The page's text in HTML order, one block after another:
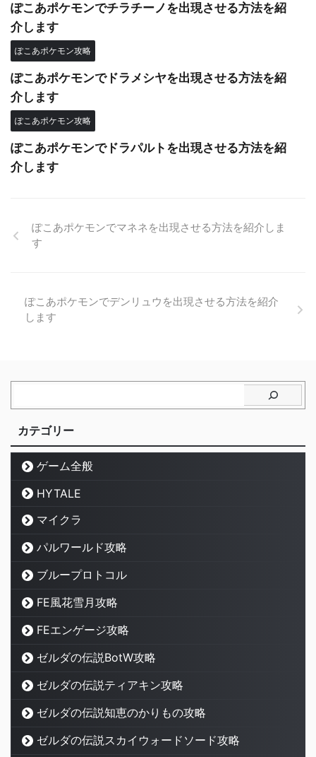
ぽこあポケモンでチラチーノを出現させる方法を紹
介します
ぽこあポケモン攻略
ぽこあポケモンでドラメシヤを出現させる方法を紹
介します
ぽこあポケモン攻略
ぽこあポケモンでドラパルトを出現させる方法を紹
介します
ぽこあポケモンでマネネを出現させる方法を紹介しま
す
ぽこあポケモンでデンリュウを出現させる方法を紹介
します
カテゴリー
ゲーム全般
HYTALE
マイクラ
パルワールド攻略
ブループロトコル
FE風花雪月攻略
FEエンゲージ攻略
ゼルダの伝説BotW攻略
ゼルダの伝説ティアキン攻略
ゼルダの伝説知恵のかりもの攻略
ゼルダの伝説スカイウォードソード攻略